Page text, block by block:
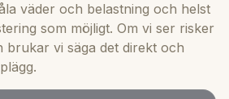
väder och belastning och helst
som möjligt. Om vi ser risker
brukar vi säga det direkt och